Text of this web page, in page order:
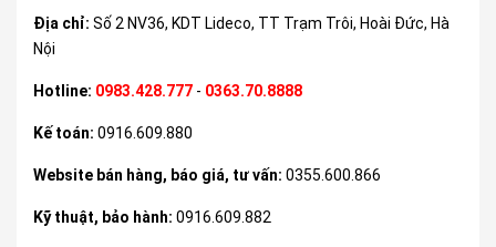
Địa chỉ: Số 2 NV36, KDT Lideco, TT Trạm Trôi, Hoài Đức, Hà
Nội
Hotline: 0983.428.777 - 0363.70.8888
Kế toán: 0916.609.880
Website bán hàng, báo giá, tư vấn: 0355.600.866
Kỹ thuật, bảo hành: 0916.609.882